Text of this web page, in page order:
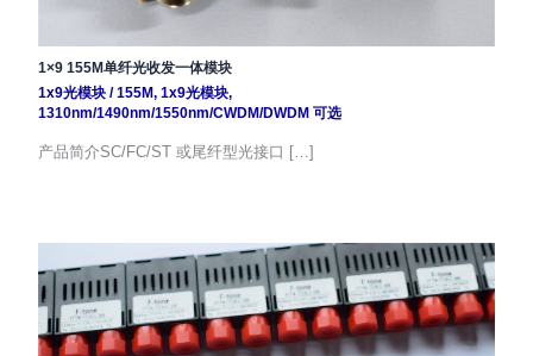
1×9 155M单纤光收发一体模块
1x9光模块/155M, 1x9光模块,
1310nm/1490nm/1550nm/CWDM/DWDM 可选
产品简介SC/FC/ST 或尾纤型光接口 […]